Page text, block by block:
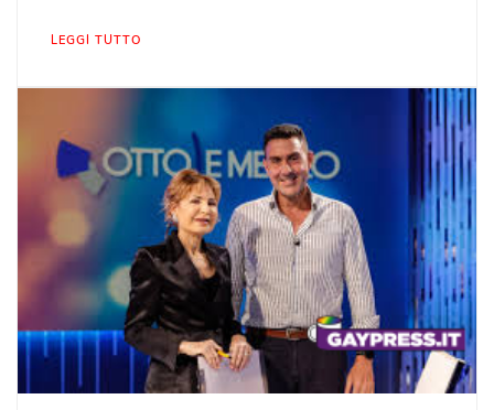
LEGGI TUTTO